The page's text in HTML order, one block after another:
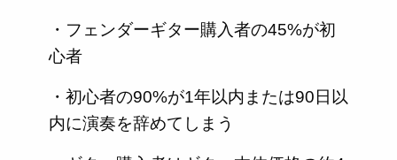
・フェンダーギター購入者の45%が初
心者
・初心者の90%が1年以内または90日以
内に演奏を辞めてしまう